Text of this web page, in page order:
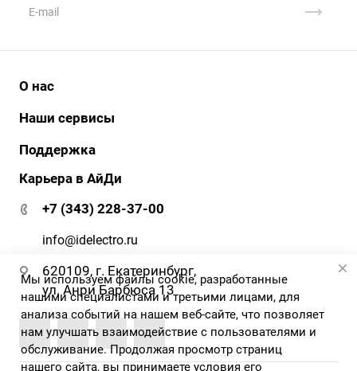
О нас
История
Сертификаты
АйДи-тур
Реквизиты
Наши сервисы
АйДи бизнес
АйДи-тур
ЭДО
Поддержка
Документация и ПО
Гарантия и сервис
Карьера в АйДи
+7 (343) 228-37-00
info@idelectro.ru
620109, г. Екатеринбург,
ул. Анри Барбюса 13
Мы используем файлы cookie, разработанные
нашими специалистами и третьими лицами, для
анализа событий на нашем веб-сайте, что позволяет
нам улучшать взаимодействие с пользователями и
обслуживание. Продолжая просмотр страниц
нашего сайта, вы принимаете условия его